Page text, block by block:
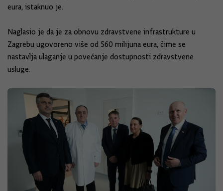
eura, istaknuo je.
Naglasio je da je za obnovu zdravstvene infrastrukture u
Zagrebu ugovoreno više od 560 milijuna eura, čime se
nastavlja ulaganje u povećanje dostupnosti zdravstvene
usluge.